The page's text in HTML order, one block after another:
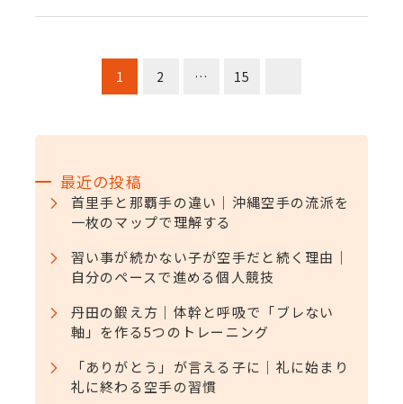
ペ
ジ
送
1 2 … 15
最近の投稿
首里手と那覇手の違い｜沖縄空手の流派を
一枚のマップで理解する
習い事が続かない子が空手だと続く理由｜
自分のペースで進める個人競技
丹田の鍛え方｜体幹と呼吸で「ブレない
軸」を作る5つのトレーニング
「ありがとう」が言える子に｜礼に始まり
礼に終わる空手の習慣